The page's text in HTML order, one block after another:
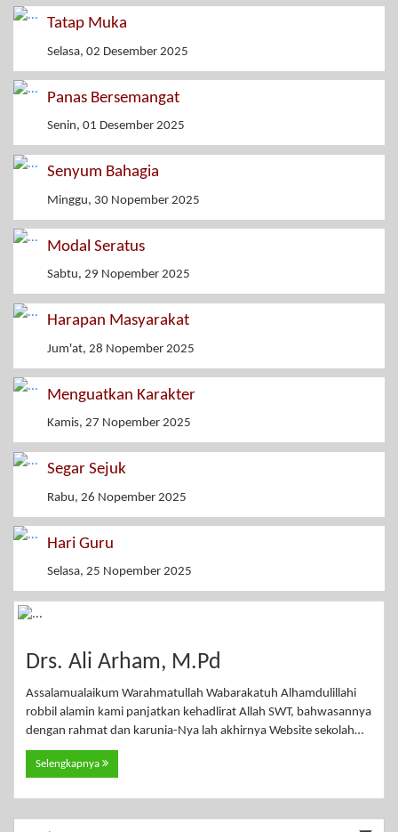
Tatap Muka
Selasa, 02 Desember 2025
Panas Bersemangat
Senin, 01 Desember 2025
Senyum Bahagia
Minggu, 30 Nopember 2025
Modal Seratus
Sabtu, 29 Nopember 2025
Harapan Masyarakat
Jum'at, 28 Nopember 2025
Menguatkan Karakter
Kamis, 27 Nopember 2025
Segar Sejuk
Rabu, 26 Nopember 2025
Hari Guru
Selasa, 25 Nopember 2025
Drs. Ali Arham, M.Pd
Assalamualaikum Warahmatullah Wabarakatuh Alhamdulillahi
robbil alamin kami panjatkan kehadlirat Allah SWT, bahwasannya
dengan rahmat dan karunia-Nya lah akhirnya Website sekolah…
Selengkapnya